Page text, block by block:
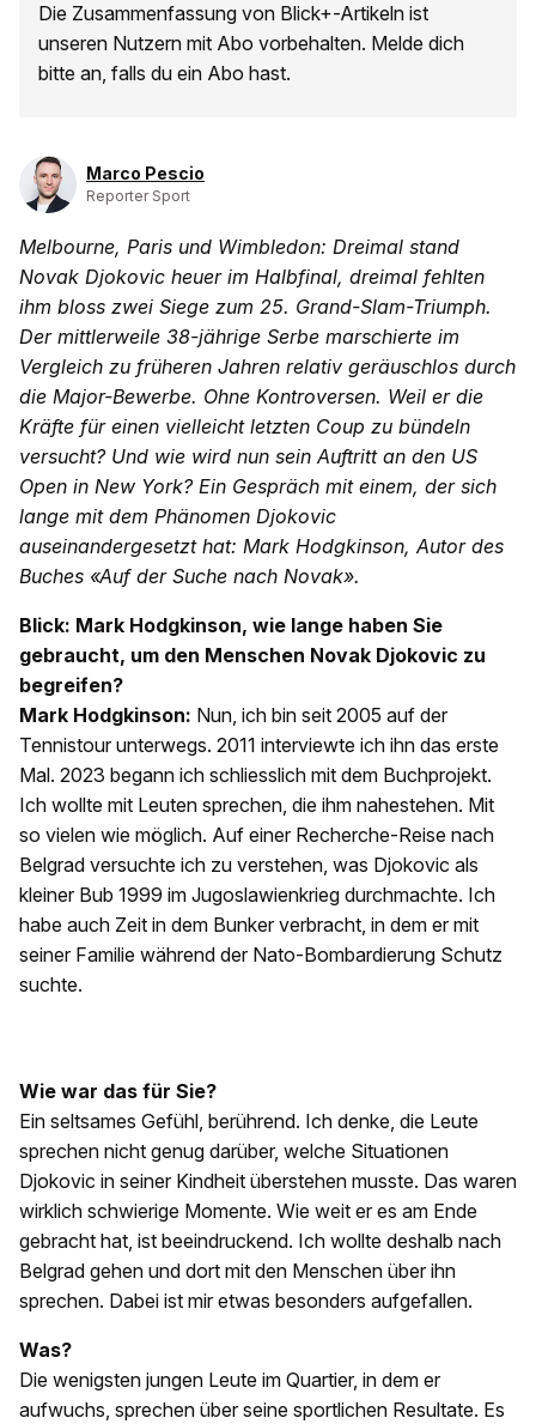
Die Zusammenfassung von Blick+-Artikeln ist
unseren Nutzern mit Abo vorbehalten. Melde dich
bitte an, falls du ein Abo hast.
Marco Pescio
Reporter Sport
Melbourne, Paris und Wimbledon: Dreimal stand
Novak Djokovic heuer im Halbfinal, dreimal fehlten
ihm bloss zwei Siege zum 25. Grand-Slam-Triumph.
Der mittlerweile 38-jährige Serbe marschierte im
Vergleich zu früheren Jahren relativ geräuschlos durch
die Major-Bewerbe. Ohne Kontroversen. Weil er die
Kräfte für einen vielleicht letzten Coup zu bündeln
versucht? Und wie wird nun sein Auftritt an den US
Open in New York? Ein Gespräch mit einem, der sich
lange mit dem Phänomen Djokovic
auseinandergesetzt hat: Mark Hodgkinson, Autor des
Buches «Auf der Suche nach Novak».
Blick: Mark Hodgkinson, wie lange haben Sie
gebraucht, um den Menschen Novak Djokovic zu
begreifen?
Mark Hodgkinson: Nun, ich bin seit 2005 auf der
Tennistour unterwegs. 2011 interviewte ich ihn das erste
Mal. 2023 begann ich schliesslich mit dem Buchprojekt.
Ich wollte mit Leuten sprechen, die ihm nahestehen. Mit
so vielen wie möglich. Auf einer Recherche-Reise nach
Belgrad versuchte ich zu verstehen, was Djokovic als
kleiner Bub 1999 im Jugoslawienkrieg durchmachte. Ich
habe auch Zeit in dem Bunker verbracht, in dem er mit
seiner Familie während der Nato-Bombardierung Schutz
suchte.
Wie war das für Sie?
Ein seltsames Gefühl, berührend. Ich denke, die Leute
sprechen nicht genug darüber, welche Situationen
Djokovic in seiner Kindheit überstehen musste. Das waren
wirklich schwierige Momente. Wie weit er es am Ende
gebracht hat, ist beeindruckend. Ich wollte deshalb nach
Belgrad gehen und dort mit den Menschen über ihn
sprechen. Dabei ist mir etwas besonders aufgefallen.
Was?
Die wenigsten jungen Leute im Quartier, in dem er
aufwuchs, sprechen über seine sportlichen Resultate. Es